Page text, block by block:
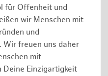
für Offenheit und
wir Menschen mit
und
Wir freuen uns daher
mit
Deine Einzigartigkeit